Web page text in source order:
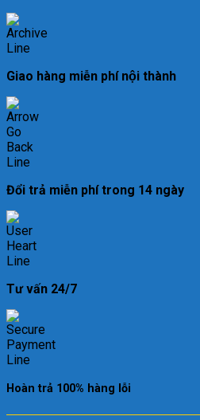
Giao hàng miễn phí nội thành
Đổi trả miễn phí trong 14 ngày
Tư vấn 24/7
Hoàn trả 100% hàng lỗi